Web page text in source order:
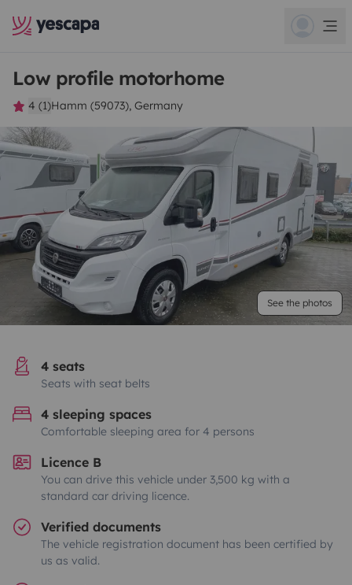
Low profile motorhome
4 (1)Hamm (59073), Germany
See the photos
4 seats
Seats with seat belts
4 sleeping spaces
Comfortable sleeping area for 4 persons
Licence B
You can drive this vehicle under 3,500 kg with a
standard car driving licence.
Verified documents
The vehicle registration document has been certified by
us as valid.